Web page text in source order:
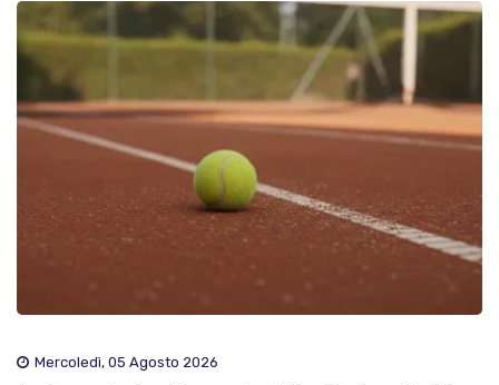
Mercoledì, 05 Agosto 2026